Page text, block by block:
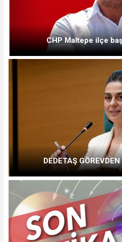
CHP Maltepe ilçe
DEDETAŞ